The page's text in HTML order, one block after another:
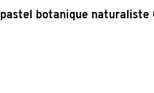
pastel botanique naturaliste